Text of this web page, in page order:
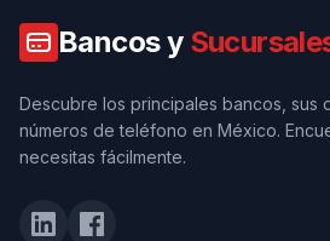
Bancos y
Descubre los principales bancos, sus
números de teléfono en México.
necesitas fácilmente.